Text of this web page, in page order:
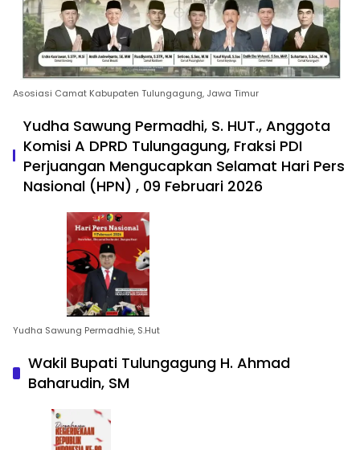
Asosiasi Camat Kabupaten Tulungagung, Jawa Timur
Yudha Sawung Permadhi, S. HUT., Anggota
Komisi A DPRD Tulungagung, Fraksi PDI
Perjuangan Mengucapkan Selamat Hari Pers
Nasional (HPN) , 09 Februari 2026
Yudha Sawung Permadhie, S.Hut
Wakil Bupati Tulungagung H. Ahmad
Baharudin, SM